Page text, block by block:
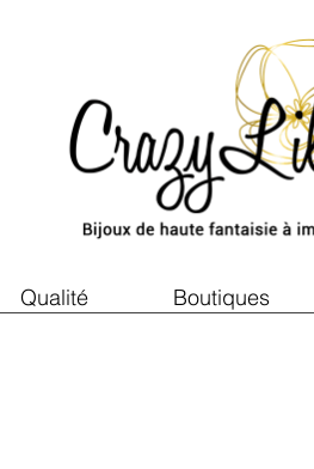
Qualité Boutiques